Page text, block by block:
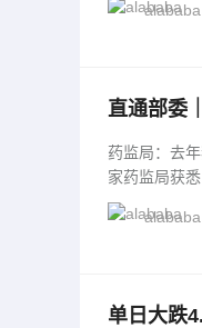
alababa
直通部委
药监局：去年我国药品抽
家药监局获
alababa
单日大跌